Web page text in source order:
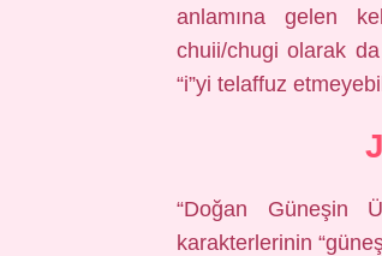
anlamına gelen
chuii/chugi olarak
“i”yi telaffuz
“Doğan Güneşin
karakterlerinin